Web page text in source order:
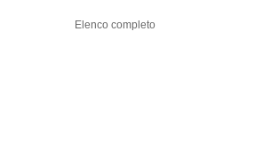
Elenco completo